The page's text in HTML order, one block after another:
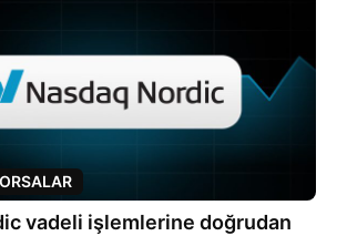
vadeli işlemlerine doğrudan